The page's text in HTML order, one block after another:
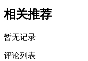
相关推荐
暂无记录
评论列表